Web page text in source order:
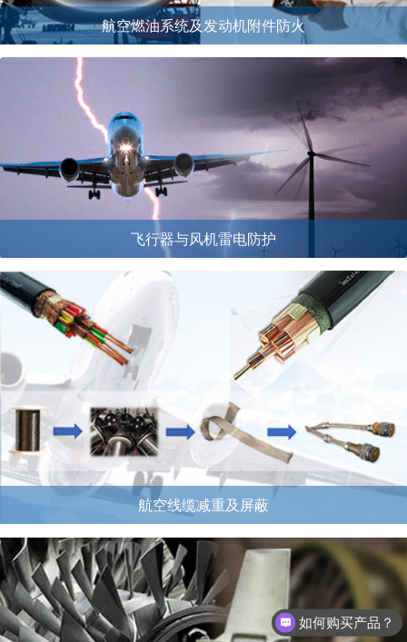
航空燃油系统及发动机附件防火
飞行器与风机雷电防护
航空线缆减重及屏蔽
如何购买产品？
应用业绩介绍